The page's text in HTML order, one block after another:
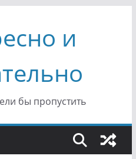
и
бы пропустить